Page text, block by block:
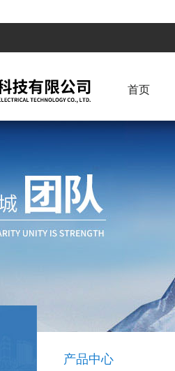
首页
产品中心